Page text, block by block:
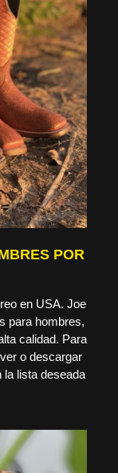
POR
en USA. Joe
para hombres,
calidad. Para
o descargar
la lista deseada